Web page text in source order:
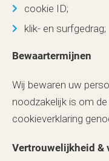
cookie ID;
klik- en surfgedrag;
Bewaartermijnen
Wij bewaren uw
noodzakelijk is om
cookieverklaring
Vertrouwelijkheid &